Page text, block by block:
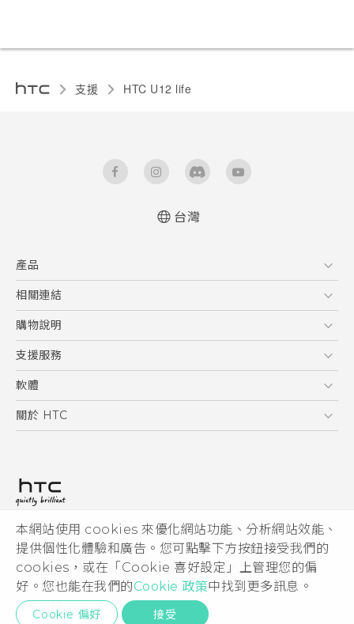
本網站使用 cookies 來優化網站功能、分析網站效能、
提供個性化體驗和廣告。您可點擊下方按鈕接受我們的
cookies，或在「Cookie 喜好設定」上管理您的偏
好。您也能在我們的Cookie 政策中找到更多訊息。
Cookie 偏好 接受
支援 HTC U12 life‎
台灣
產品
5G
智慧型手機
配件
相關連結
HTC Research
購物說明
購物須知
訂單管理
付款方式
支援服務
到府收送維修服務
服務中心資訊
客戶服務佈告欄
軟體
應用程式
HTC Sync Manager
關於 HTC
投資人
隱私權政策
產品安全性
Cookie
Security and Privacy Whitepaper
© 2011-2026 HTC Corporation
HTC 法律文件
宏達國際電子股份有限公司 | 統一編號16003518
隱私聯絡: Global-Privacy@htc.com